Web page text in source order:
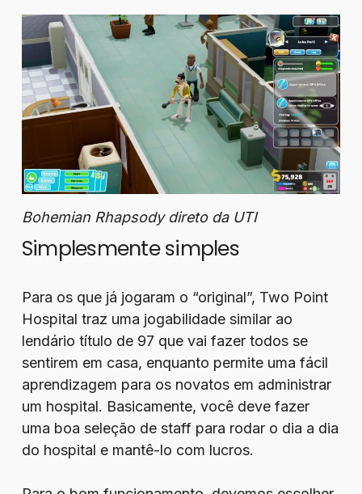
Bohemian Rhapsody direto da UTI
Simplesmente simples
Para os que já jogaram o “original”, Two Point
Hospital traz uma jogabilidade similar ao
lendário título de 97 que vai fazer todos se
sentirem em casa, enquanto permite uma fácil
aprendizagem para os novatos em administrar
um hospital. Basicamente, você deve fazer
uma boa seleção de staff para rodar o dia a dia
do hospital e mantê-lo com lucros.